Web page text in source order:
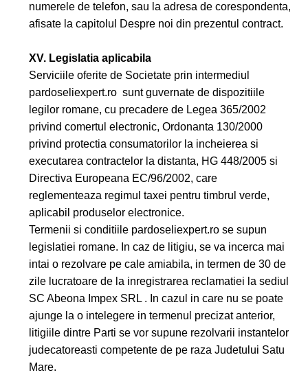
numerele de telefon, sau la adresa de corespondenta,
afisate la capitolul Despre noi din prezentul contract.
XV. Legislatia aplicabila
Serviciile oferite de Societate prin intermediul
pardoseliexpert.ro sunt guvernate de dispozitiile
legilor romane, cu precadere de Legea 365/2002
privind comertul electronic, Ordonanta 130/2000
privind protectia consumatorilor la incheierea si
executarea contractelor la distanta, HG 448/2005 si
Directiva Europeana EC/96/2002, care
reglementeaza regimul taxei pentru timbrul verde,
aplicabil produselor electronice.
Termenii si conditiile pardoseliexpert.ro se supun
legislatiei romane. In caz de litigiu, se va incerca mai
intai o rezolvare pe cale amiabila, in termen de 30 de
zile lucratoare de la inregistrarea reclamatiei la sediul
SC Abeona Impex SRL . In cazul in care nu se poate
ajunge la o intelegere in termenul precizat anterior,
litigiile dintre Parti se vor supune rezolvarii instantelor
judecatoreasti competente de pe raza Judetului Satu
Mare.